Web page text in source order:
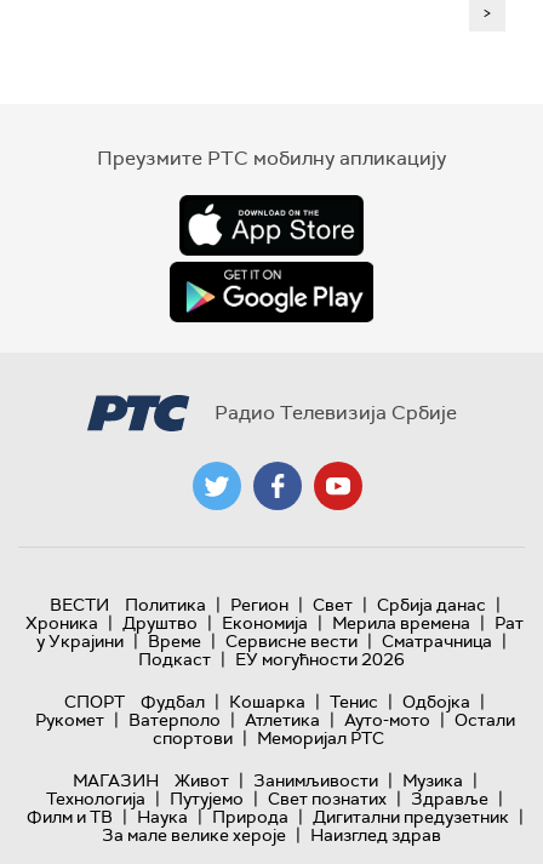
>
Преузмите РТС мобилну апликацију
Радио Телевизија Србије
ВЕСТИ Политика | Регион | Свет | Србија данас |
Хроника | Друштво | Економија | Мерила времена | Рат
у Украјини | Време | Сервисне вести | Сматрачница |
Подкаст | ЕУ могућности 2026
СПОРТ
Фудбал | Кошарка | Тенис | Одбојка |
Рукомет | Ватерполо | Атлетика | Ауто-мото | Остали
спортови | Меморијал РТС
МАГАЗИН
Живот | Занимљивости | Музика |
Технологијa | Путујемо | Свет познатих | Здравље |
Филм и ТВ | Наука | Природа | Дигитални предузетник |
За мале велике хероје | Наизглед здрав